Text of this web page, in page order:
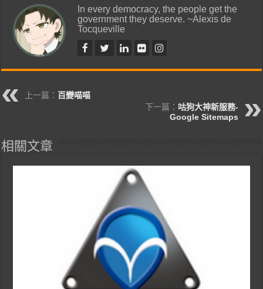
In every democracy, the people get the
government they deserve. ~Alexis de
Tocqueville
上一篇： 百變喵喵
下一篇： 咕狗大神新服務-
Google Sitemaps
相關文章